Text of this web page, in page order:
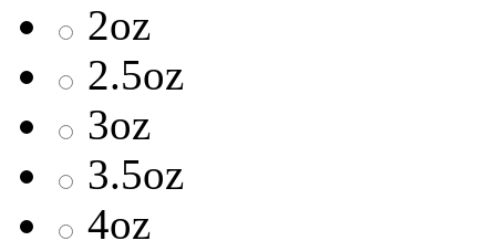
2oz
2.5oz
3oz
3.5oz
4oz